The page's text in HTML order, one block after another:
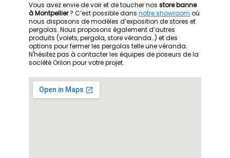
Vous avez envie de voir et de toucher nos store banne
à Montpellier? C’est possible dansnotre showroom où
nous disposons de modèles d’exposition de stores et
pergolas. Nous proposons également d’autres
produits (volets, pergola, store véranda…) et des
options pour fermer les pergolas telle une véranda.
N'hésitez pas à contacter les équipes de poseurs de la
société Orilon pour votre projet.